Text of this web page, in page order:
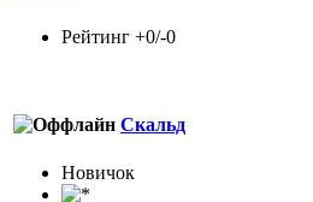
Рейтинг +0/-0
Скальд
Новичок